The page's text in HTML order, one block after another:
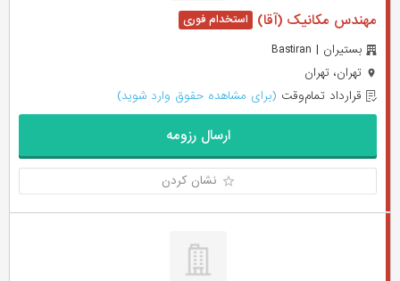
مهندس مکانیک (آقا)
بستیران | Bastiran
تهران، تهران
قرارداد تمام‌وقت (برای مشاهده حقوق وارد شوید)
ارسال رزومه
نشان کردن